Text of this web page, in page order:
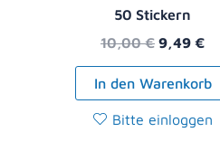
50 Stickern
10,00€ 9,49 €
In den Warenkorb
Bitte einloggen